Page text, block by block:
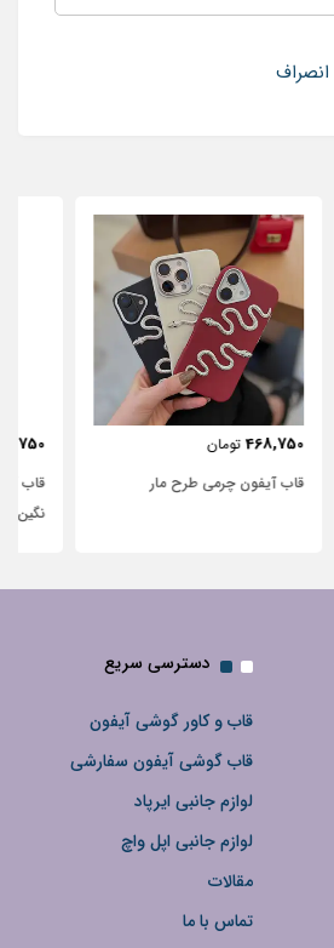
انصراف
443,750
قاب آیفون شفاف با پاپیون سفید و
دسترسی سریع
قاب و کاور گوشی آیفون
قاب گوشی آیفون سفارشی
لوازم جانبی ایرپاد
لوازم جانبی اپل واچ
مقالات
تماس با ما